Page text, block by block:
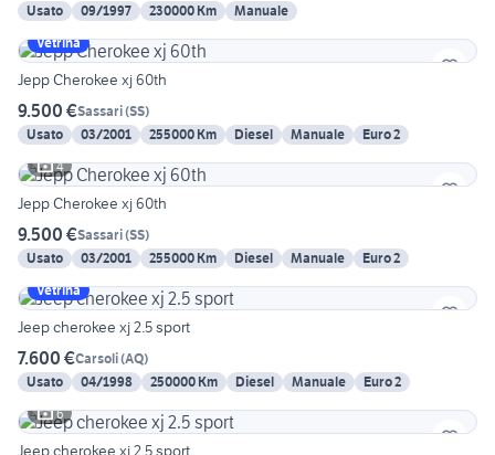
Usato
09/1997 230000 Km
Manuale
Vetrina
Jepp Cherokee xj 60th
9.500 €Sassari(SS)
Usato
03/2001 255000 Km Diesel Manuale
Euro 2
4
Jepp Cherokee xj 60th
9.500 €Sassari(SS)
Usato
03/2001 255000 Km Diesel Manuale
Euro 2
Vetrina
Jeep cherokee xj 2.5 sport
7.600 €Carsoli(AQ)
Usato
04/1998 250000 Km Diesel Manuale
Euro 2
6
Jeep cherokee xj 2.5 sport